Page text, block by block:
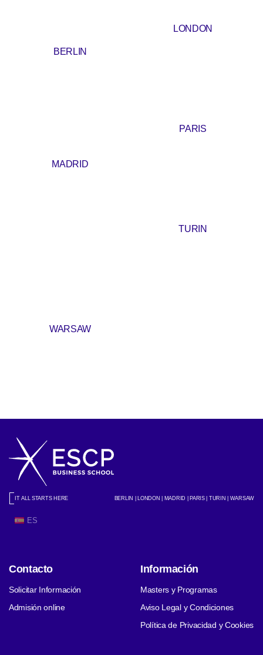
BERLIN
LONDON
MADRID
PARIS
TURIN
WARSAW
IT ALL STARTS HERE BERLIN | LONDON | MADRID | PARIS | TURIN | WARSAW
ES
Contacto
Solicitar Información
Admisión online
Información
Masters y Programas
Aviso Legal y Condiciones
Política de Privacidad y Cookies